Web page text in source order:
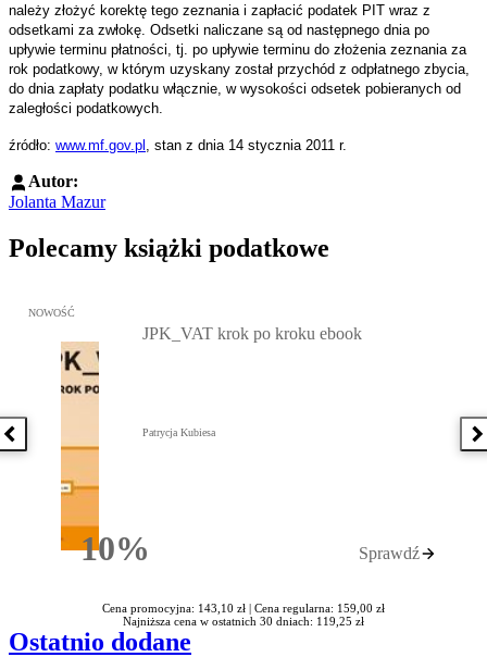
należy złożyć korektę tego zeznania i zapłacić podatek PIT wraz z
odsetkami za zwłokę. Odsetki naliczane są od następnego dnia po
upływie terminu płatności, tj. po upływie terminu do złożenia zeznania za
rok podatkowy, w którym uzyskany został przychód z odpłatnego zbycia,
do dnia zapłaty podatku włącznie, w wysokości odsetek pobieranych od
zaległości podatkowych.
źródło: www.mf.gov.pl , stan z dnia 14 stycznia 2011 r.
Autor:
Jolanta Mazur
Polecamy książki podatkowe
Poprzednia książka
Przejdź do: JPK_VAT krok po kroku ebook, Patrycja Kubiesa -
NOWOŚĆ
10%Rabatu
JPK_VAT krok po kroku ebook
Patrycja Kubiesa
Sprawdź
Cena promocyjna: 143,10 zł | Cena regularna: 159,00 zł
Najniższa cena w ostatnich 30 dniach: 119,25 zł
Ostatnio dodane